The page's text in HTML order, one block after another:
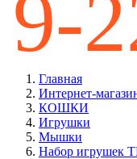
Главная
Интернет-
КОШКИ
Игрушки
Мышки
Набор игрушек